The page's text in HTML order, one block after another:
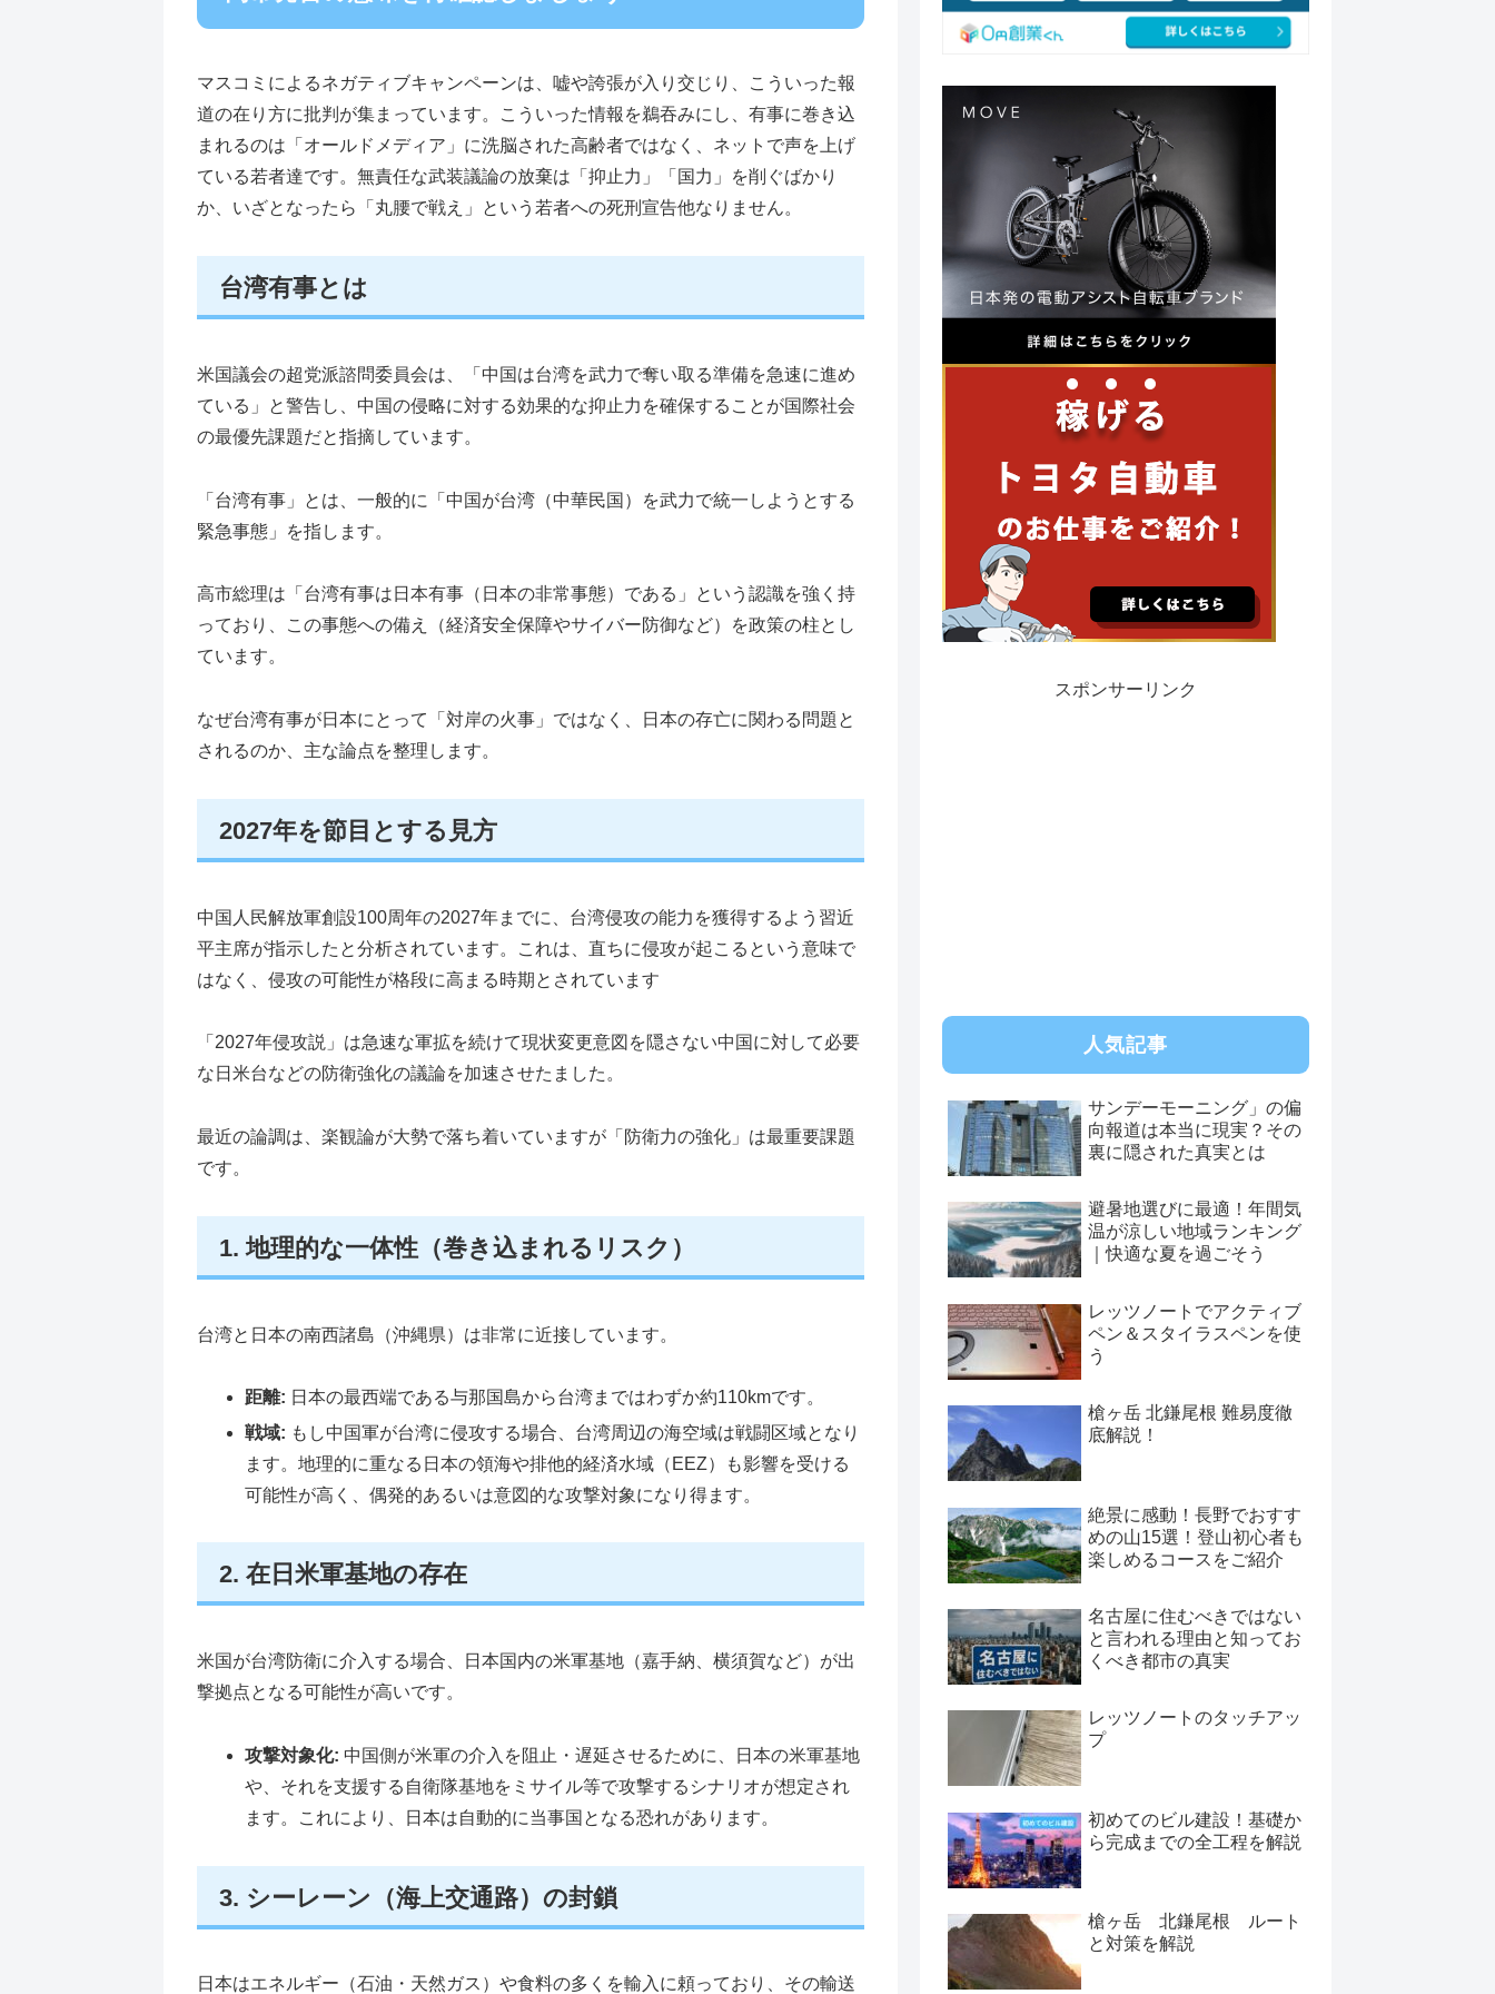
マスコミによるネガティブキャンペーンは、嘘や誇張が入り交じり、こういった報
道の在り方に批判が集まっています。こういった情報を鵜吞みにし、有事に巻き込
まれるのは「オールドメディア」に洗脳された高齢者ではなく、ネットで声を上げ
ている若者達です。無責任な武装議論の放棄は「抑止力」「国力」を削ぐばかり
か、いざとなったら「丸腰で戦え」という若者への死刑宣告他なりません。
台湾有事とは
米国議会の超党派諮問委員会は、「中国は台湾を武力で奪い取る準備を急速に進め
ている」と警告し、中国の侵略に対する効果的な抑止力を確保することが国際社会
の最優先課題だと指摘しています。
「台湾有事」とは、一般的に「中国が台湾（中華民国）を武力で統一しようとする
緊急事態」を指します。
高市総理は「台湾有事は日本有事（日本の非常事態）である」という認識を強く持
っており、この事態への備え（経済安全保障やサイバー防御など）を政策の柱とし
ています。
なぜ台湾有事が日本にとって「対岸の火事」ではなく、日本の存亡に関わる問題と
されるのか、主な論点を整理します。
2027年を節目とする見方
中国人民解放軍創設100周年の2027年までに、台湾侵攻の能力を獲得するよう習近
平主席が指示したと分析されています。これは、直ちに侵攻が起こるという意味で
はなく、侵攻の可能性が格段に高まる時期とされています
「2027年侵攻説」は急速な軍拡を続けて現状変更意図を隠さない中国に対して必要
な日米台などの防衛強化の議論を加速させたました。
最近の論調は、楽観論が大勢で落ち着いていますが「防衛力の強化」は最重要課題
です。
1. 地理的な一体性（巻き込まれるリスク）
台湾と日本の南西諸島（沖縄県）は非常に近接しています。
距離: 日本の最西端である与那国島から台湾まではわずか約110kmです。
戦域: もし中国軍が台湾に侵攻する場合、台湾周辺の海空域は戦闘区域となり
ます。地理的に重なる日本の領海や排他的経済水域（EEZ）も影響を受ける
可能性が高く、偶発的あるいは意図的な攻撃対象になり得ます。
2. 在日米軍基地の存在
米国が台湾防衛に介入する場合、日本国内の米軍基地（嘉手納、横須賀など）が出
撃拠点となる可能性が高いです。
攻撃対象化: 中国側が米軍の介入を阻止・遅延させるために、日本の米軍基地
や、それを支援する自衛隊基地をミサイル等で攻撃するシナリオが想定され
ます。これにより、日本は自動的に当事国となる恐れがあります。
3. シーレーン（海上交通路）の封鎖
日本はエネルギー（石油・天然ガス）や食料の多くを輸入に頼っており、その輸送
スポンサーリンク
人気記事
サンデーモーニング」の偏
向報道は本当に現実？その
裏に隠された真実とは
避暑地選びに最適！年間気
温が涼しい地域ランキング
｜快適な夏を過ごそう
レッツノートでアクティブ
ペン＆スタイラスペンを使
う
槍ヶ岳 北鎌尾根 難易度徹
底解説！
絶景に感動！長野でおすす
めの山15選！登山初心者も
楽しめるコースをご紹介
名古屋に住むべきではない
と言われる理由と知ってお
くべき都市の真実
レッツノートのタッチアッ
プ
初めてのビル建設！基礎か
ら完成までの全工程を解説
槍ヶ岳 北鎌尾根 ルート
と対策を解説